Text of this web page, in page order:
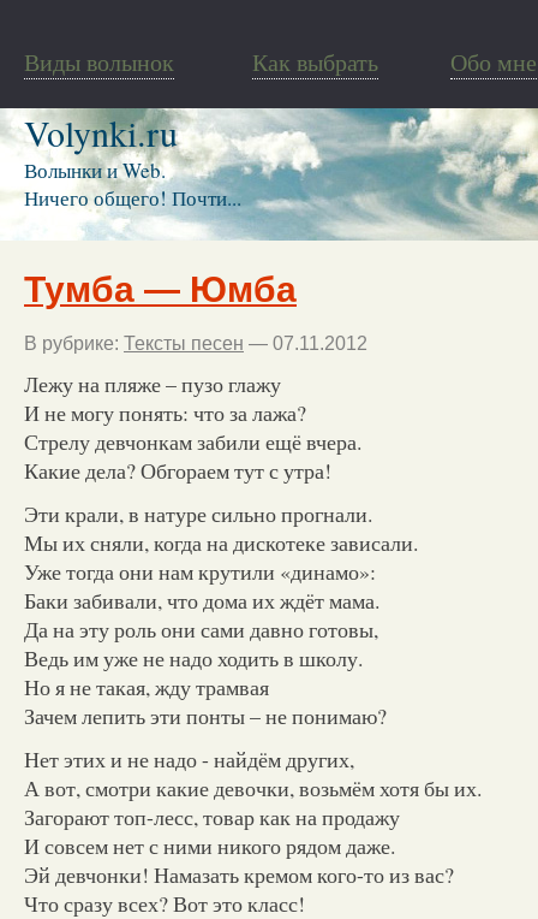
Виды волынок Как выбрать Обо мне
Volynki.ru
Волынки и Web.
Ничего общего! Почти...
Тумба — Юмба
В рубрике: Тексты песен — 07.11.2012
Лежу на пляже – пузо глажу
И не могу понять: что за лажа?
Стрелу девчонкам забили ещё вчера.
Какие дела? Обгораем тут с утра!
Эти крали, в натуре сильно прогнали.
Мы их сняли, когда на дискотеке зависали.
Уже тогда они нам крутили «динамо»:
Баки забивали, что дома их ждёт мама.
Да на эту роль они сами давно готовы,
Ведь им уже не надо ходить в школу.
Но я не такая, жду трамвая
Зачем лепить эти понты – не понимаю?
Нет этих и не надо - найдём других,
А вот, смотри какие девочки, возьмём хотя бы их.
Загорают топ-лесс, товар как на продажу
И совсем нет с ними никого рядом даже.
Эй девчонки! Намазать кремом кого-то из вас?
Что сразу всех? Вот это класс!